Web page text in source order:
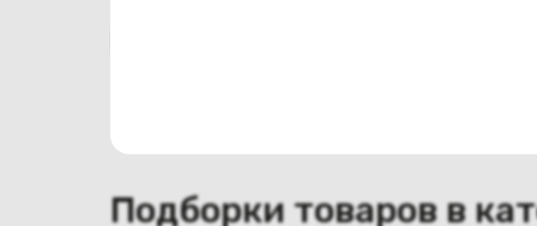
Подборки товаров в